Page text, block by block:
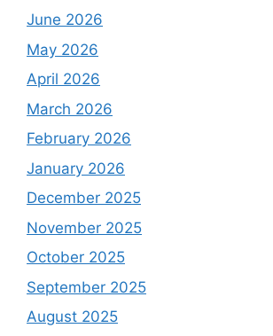
June 2026
May 2026
April 2026
March 2026
February 2026
January 2026
December 2025
November 2025
October 2025
September 2025
August 2025